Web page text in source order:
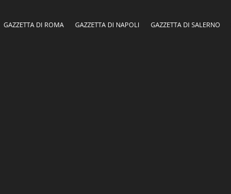
GAZZETTA DI ROMA GAZZETTA DI NAPOLI GAZZETTA DI SALERNO